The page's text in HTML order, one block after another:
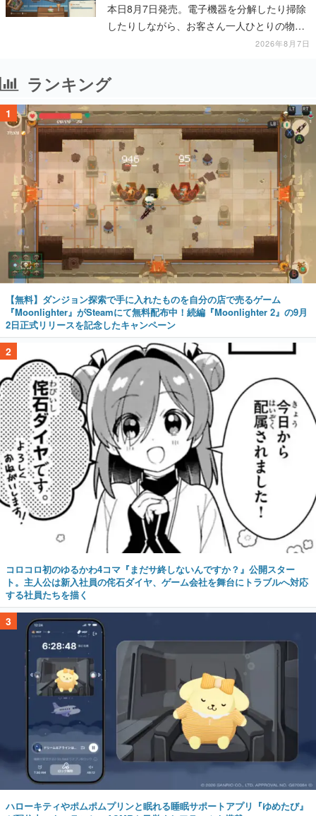
本日8月7日発売。電子機器を分解したり掃除
したりしながら、お客さん一人ひとりの物語
2026年8月7日
ランキング
1
【無料】ダンジョン探索で手に入れたものを自分の店で売るゲーム
『Moonlighter』がSteamにて無料配布中！続編『Moonlighter 2』の9月
2日正式リリースを記念したキャンペーン
2
コロコロ初のゆるかわ4コマ『まだサ終しないんですか？』公開スター
ト。主人公は新入社員の侘石ダイヤ、ゲーム会社を舞台にトラブルへ対応
する社員たちを描く
3
ハローキティやポムポムプリンと眠れる睡眠サポートアプリ『ゆめたび』